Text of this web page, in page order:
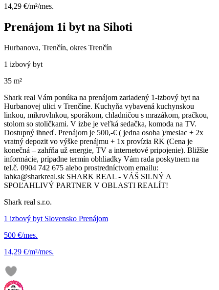
14,29 €/m²/mes.
Prenájom 1i byt na Sihoti
Hurbanova, Trenčín, okres Trenčín
1 izbový byt
35 m²
Shark real Vám ponúka na prenájom zariadený 1-izbový byt na
Hurbanovej ulici v Trenčíne. Kuchyňa vybavená kuchynskou
linkou, mikrovlnkou, sporákom, chladničou s mrazákom, pračkou,
stolom so stoličkami. V izbe je veľká sedačka, komoda na TV.
Dostupný ihneď. Prenájom je 500,-€ ( jedna osoba )/mesiac + 2x
vratný depozit vo výške prenájmu + 1x provízia RK (Cena je
konečná – zahŕňa už energie, TV a internetové pripojenie). Bližšie
informácie, prípadne termín obhliadky Vám rada poskytnem na
tel.č. 0904 742 675 alebo prostredníctvom emailu:
lahka@sharkreal.sk SHARK REAL - VÁŠ SILNÝ A
SPOĽAHLIVÝ PARTNER V OBLASTI REALÍT!
Shark real s.r.o.
1 izbový byt Slovensko Prenájom
500 €/mes.
14,29 €/m²/mes.